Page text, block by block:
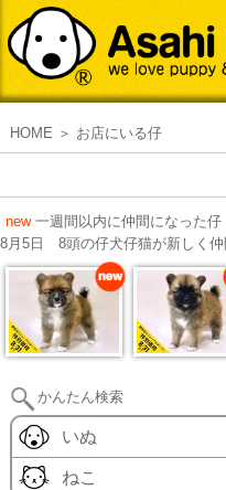
HOME お店にいる仔
new一週間以内に仲間になった仔
8月5日 8頭の仔犬仔猫が新しく仲
かんたん検索
いぬ
ねこ